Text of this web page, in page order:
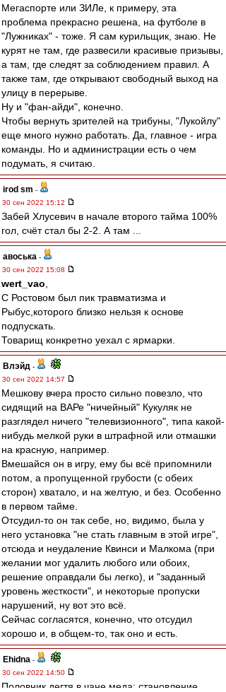
Мегаспорте или ЗИЛе, к примеру, эта
проблема прекрасно решена, на футболе в
"Лужниках" - тоже. Я сам курильщик, знаю. Не
курят не там, где развесили красивые призывы,
а там, где следят за соблюдением правил. А
также там, где открывают свободный выход на
улицу в перерыве.
Ну и "фан-айди", конечно.
Чтобы вернуть зрителей на трибуны, "Лукойлу"
еще много нужно работать. Да, главное - игра
команды. Но и администрации есть о чем
подумать, я считаю.
irod sm -
30 сен 2022 15:12
Забей Хлусевич в начале второго тайма 100%
гол, счёт стал бы 2-2. А там ...
авоська -
30 сен 2022 15:08
wert_vao
С Ростовом был пик травматизма и
Рыбус,которого близко нельзя к основе
подпускать.
Товарищ конкретно уехал с ярмарки.
Влэйд -
30 сен 2022 14:57
Мешкову вчера просто сильно повезло, что
сидящий на ВАРе "ничейный" Кукуляк не
разглядел ничего "телевизионного", типа какой-
нибудь мелкой руки в штрафной или отмашки
на красную, например.
Вмешайся он в игру, ему бы всё припомнили
потом, а пропущенной грубости (с обеих
сторон) хватало, и на желтую, и без. Особенно
в первом тайме.
Отсудил-то он так себе, но, видимо, была у
него установка "не стать главным в этой игре",
отсюда и неудаление Квинси и Малкома (при
желании мог удалить любого или обоих,
решение оправдали бы легко), и "заданный
уровень жесткости", и некоторые пропуски
нарушений, ну вот это всё.
Сейчас согласятся, конечно, что отсудил
хорошо и, в общем-то, так оно и есть.
Ehidna -
30 сен 2022 14:50
Половник дегтя в чане меда: становление